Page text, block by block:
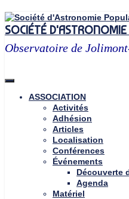
Skip
to
content
SOCIÉTÉ
Observatoire de
ASSOCIATION
Activités
Adhésion
Articles
Localisation
Conférences
Événements
Découverte
Agenda
Matériel